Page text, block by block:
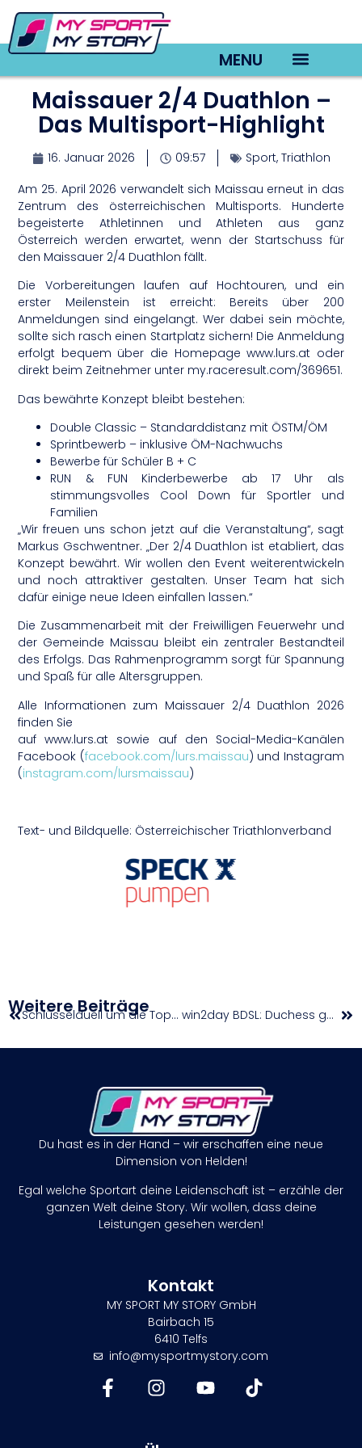
MENU
Maissauer 2/4 Duathlon –
Das Multisport-Highlight
16. Januar 2026 09:57 Sport, Triathlon
Am 25. April 2026 verwandelt sich Maissau erneut in das
Zentrum des österreichischen Multisports. Hunderte
begeisterte Athletinnen und Athleten aus ganz
Österreich werden erwartet, wenn der Startschuss für
den Maissauer 2/4 Duathlon fällt.
Die Vorbereitungen laufen auf Hochtouren, und ein
erster Meilenstein ist erreicht: Bereits über 200
Anmeldungen sind eingelangt. Wer dabei sein möchte,
sollte sich rasch einen Startplatz sichern! Die Anmeldung
erfolgt bequem über die Homepage www.lurs.at oder
direkt beim Zeitnehmer unter my.raceresult.com/369651.
Das bewährte Konzept bleibt bestehen:
Double Classic – Standarddistanz mit ÖSTM/ÖM
Sprintbewerb – inklusive ÖM-Nachwuchs
Bewerbe für Schüler B + C
RUN & FUN Kinderbewerbe ab 17 Uhr als
stimmungsvolles Cool Down für Sportler und
Familien
„Wir freuen uns schon jetzt auf die Veranstaltung“, sagt
Markus Gschwentner. „Der 2/4 Duathlon ist etabliert, das
Konzept bewährt. Wir wollen den Event weiterentwickeln
und noch attraktiver gestalten. Unser Team hat sich
dafür einige neue Ideen einfallen lassen.“
Die Zusammenarbeit mit der Freiwilligen Feuerwehr und
der Gemeinde Maissau bleibt ein zentraler Bestandteil
des Erfolgs. Das Rahmenprogramm sorgt für Spannung
und Spaß für alle Altersgruppen.
Alle Informationen zum Maissauer 2/4 Duathlon 2026
finden Sie
auf www.lurs.at sowie auf den Social-Media-Kanälen
Facebook (facebook.com/lurs.maissau) und Instagram
(instagram.com/lursmaissau)
Text- und Bildquelle: Österreichischer Triathlonverband
Weitere Beiträge Schlüsselduell um die Top-6: Lions reisen mit Siegesserie im Gepäck an den Traunsee win2day BDSL: Duchess gegen Flames souverän
Du hast es in der Hand – wir erschaffen eine neue
Dimension von Helden!
Egal welche Sportart deine Leidenschaft ist – erzähle der
ganzen Welt deine Story. Wir wollen, dass deine
Leistungen gesehen werden!
Kontakt
MY SPORT MY STORY GmbH
Bairbach 15
6410 Telfs
info@mysportmystory.com